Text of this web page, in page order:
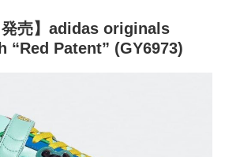
発売】adidas originals
“Red Patent” (GY6973)